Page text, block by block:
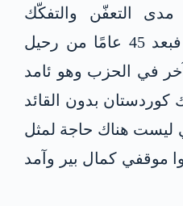
مدى التعفّن والتفكّك
والانهيار داخل الحزب: فبعد 45 عامًا من رحيل
في الحزب وهو ئامد
كوردستان بدون القائد
ليست هناك حاجة لمثل
موقفي كمال بير وآمد